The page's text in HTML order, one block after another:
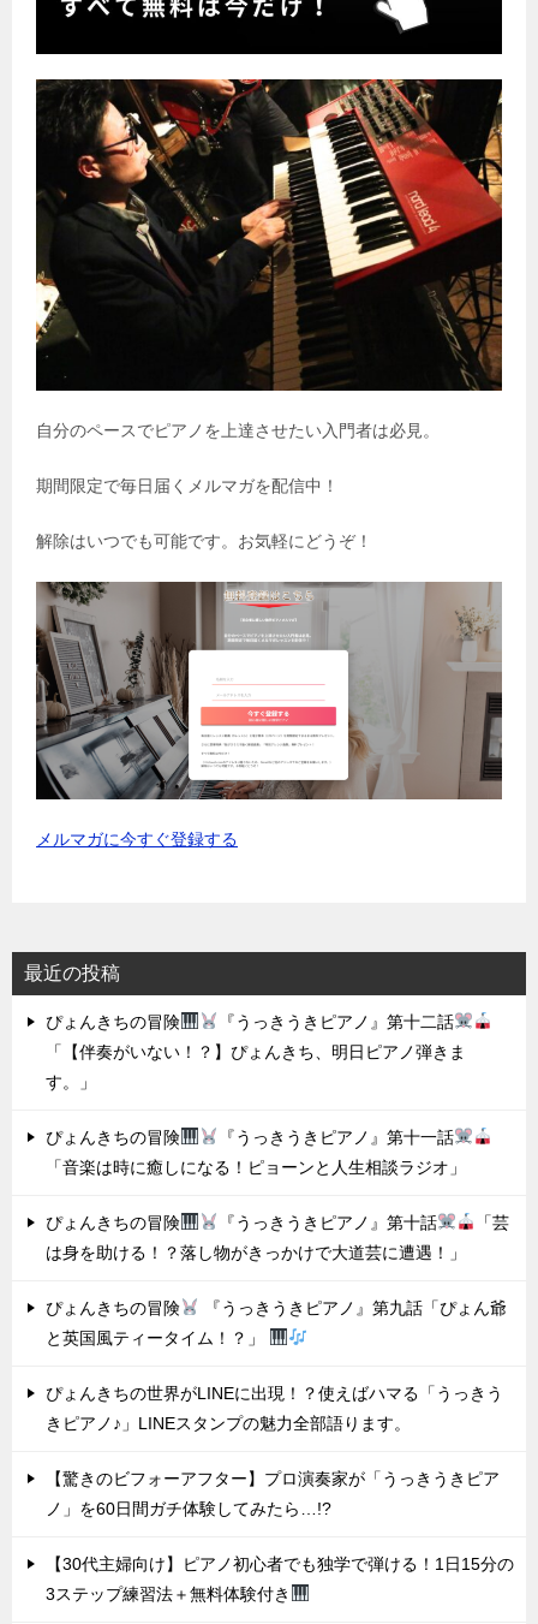
自分のペースでピアノを上達させたい入門者は必見。
期間限定で毎日届くメルマガを配信中！
解除はいつでも可能です。お気軽にどうぞ！
メルマガに今すぐ登録する
最近の投稿
ぴょんきちの冒険
『うっきうきピアノ』第十二話
「【伴奏がいない！？】ぴょんきち、明日ピアノ弾きま
す。」
ぴょんきちの冒険
『うっきうきピアノ』第十一話
「音楽は時に癒しになる！ピョーンと人生相談ラジオ」
ぴょんきちの冒険 『うっきうきピアノ』第十話
「芸
は身を助ける！？落し物がきっかけで大道芸に遭遇！」
ぴょんきちの冒険
『うっきうきピアノ』第九話「ぴょん爺
と英国風ティータイム！？」
ぴょんきちの世界がLINEに出現！？使えばハマる「うっきう
きピアノ♪」LINEスタンプの魅力全部語ります。
【驚きのビフォーアフター】プロ演奏家が「うっきうきピア
ノ」を60日間ガチ体験してみたら…!?
【30代主婦向け】ピアノ初心者でも独学で弾ける！1日15分の
3ステップ練習法＋無料体験付き